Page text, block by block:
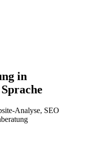
in
Analyse, SEO